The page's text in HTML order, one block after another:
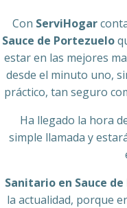
Con ServiHogar
Sauce de Portezuelo
estar en las mejores
desde el minuto uno,
práctico, tan seguro
Ha llegado la hora
simple llamada y
Sanitario en Sauce
la actualidad, porque